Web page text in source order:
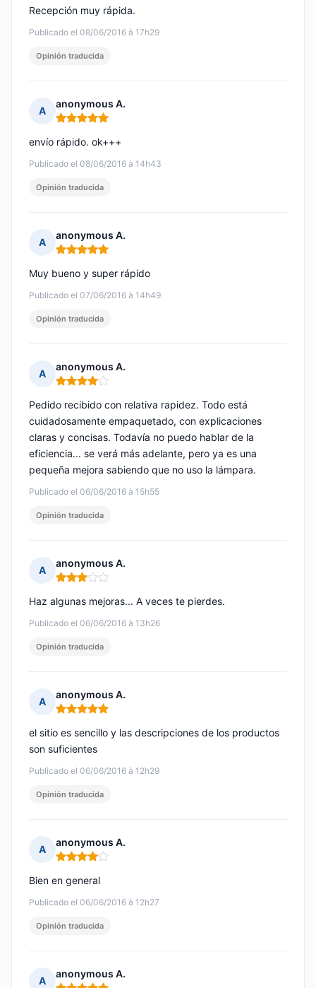
Publicado el 08/06/2016 à 17h29
Recepción muy rápida.
Opinión traducida
A
anonymous A.
Nota: 5 de 5
Publicado el 08/06/2016 à 14h43
envío rápido. ok+++
Opinión traducida
A
anonymous A.
Nota: 5 de 5
Publicado el 07/06/2016 à 14h49
Muy bueno y super rápido
Opinión traducida
A
anonymous A.
Nota: 4 de 5
Publicado el 06/06/2016 à 15h55
Pedido recibido con relativa rapidez. Todo está
cuidadosamente empaquetado, con explicaciones
claras y concisas. Todavía no puedo hablar de la
eficiencia... se verá más adelante, pero ya es una
pequeña mejora sabiendo que no uso la lámpara.
Opinión traducida
A
anonymous A.
Nota: 3 de 5
Publicado el 06/06/2016 à 13h26
Haz algunas mejoras... A veces te pierdes.
Opinión traducida
A
anonymous A.
Nota: 5 de 5
Publicado el 06/06/2016 à 12h29
el sitio es sencillo y las descripciones de los productos
son suficientes
Opinión traducida
A
anonymous A.
Nota: 4 de 5
Publicado el 06/06/2016 à 12h27
Bien en general
Opinión traducida
A
anonymous A.